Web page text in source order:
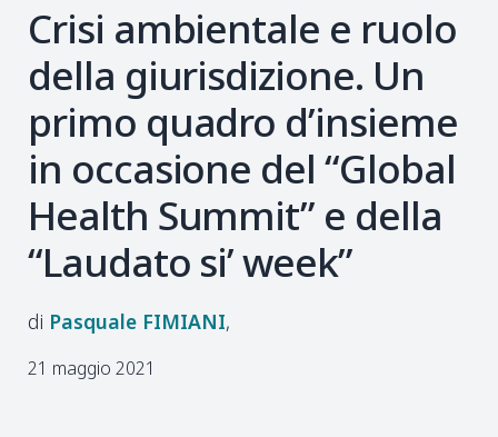
Crisi ambientale e ruolo
della giurisdizione. Un
primo quadro d’insieme
in occasione del “Global
Health Summit” e della
“Laudato si’ week”
Pasquale FIMIANI
21 maggio 2021